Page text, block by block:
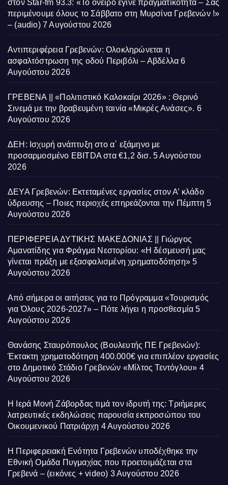
στον Star-fm 93.3: «Το όνειρο έγινε πραγματικότητα – Σας
περιμένουμε όλους το Σάββατο στη Μυρσίνα Γρεβενών !»
– (audio) 7 Αυγούστου 2026
Αντιπεριφέρεια Γρεβενών: Ολοκληρώνεται η
ασφαλτόστρωση της οδού Περιβόλι – Αβδέλλα 6
Αυγούστου 2026
ΓΡΕΒΕΝΑ || «Πολιτιστικό Καλοκαίρι 2026» : Θερινό
Σινεμά με την βραβευμένη ταινία «Μικρές Ανάσες». 6
Αυγούστου 2026
ΔΕΗ: Ισχυρή ανάπτυξη στο α΄ εξάμηνο με
προσαρμοσμένο EBITDA στα €1,2 δισ. 5 Αυγούστου
2026
ΔΕΥΑ Γρεβενών: Εκτεταμένες εργασίες στον Α’ κλάδο
ύδρευσης – Ποιες περιοχές επηρεάζονται την Πέμπτη 5
Αυγούστου 2026
ΠΕΡΙΦΕΡΕΙΑ ΔΥΤΙΚΗΣ ΜΑΚΕΔΟΝΙΑΣ || Γιώργος
Αμανατίδης για Φράγμα Νεστορίου: «Η δέσμευσή μας
γίνεται πράξη με εξασφαλισμένη χρηματοδότηση» 5
Αυγούστου 2026
Από σήμερα οι αιτήσεις για το Πρόγραμμα «Τουρισμός
για Όλους 2026-2027» – Πότε λήγει η προσθεσμία 5
Αυγούστου 2026
Θανάσης Σταυρόπουλος (Βουλευτής ΠΕ Γρεβενών):
Έκτακτη χρηματοδότηση 400.000€ για επιπλέον εργασίες
στο Δημοτικό Στάδιο Γρεβενών «Μίλτος Τεντόγλου» 4
Αυγούστου 2026
Η Ιερά Μονή Ζάβορδας τιμά τον ιδρυτή της: Τριήμερες
λατρευτικές εκδηλώσεις παρουσία εκπροσώπου του
Οικουμενικού Πατριάρχη 4 Αυγούστου 2026
Η Περιφερειακή Ενότητα Γρεβενών υποδέχθηκε την
Εθνική Ομάδα Πυγμαχίας που προετοιμάζεται στα
Γρεβενά – (εικόνες + video) 3 Αυγούστου 2026